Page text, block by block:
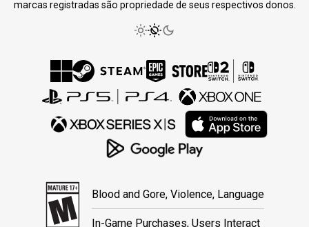
marcas registradas são propriedade de seus respectivos donos.
Blood and Gore, Violence, Language
In-Game Purchases, Users Interact